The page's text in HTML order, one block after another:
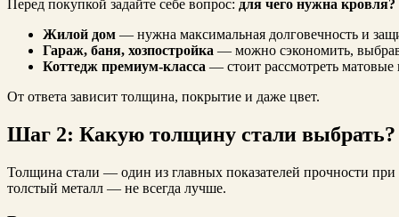
Перед покупкой задайте себе вопрос: для чего нужна кровля?
Жилой дом — нужна максимальная долговечность и
Гараж, баня, хозпостройка — можно сэкономить,
Коттедж премиум-класса — стоит рассмотреть
От ответа зависит толщина, покрытие и даже цвет.
Шаг 2: Какую толщину стали выбрать?
Толщина стали — один из главных показателей прочности при
толстый металл — не всегда лучше.